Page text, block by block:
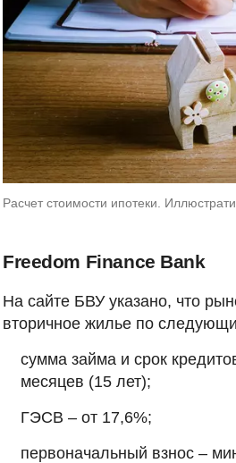
Расчет стоимости ипотеки.
Freedom Finance Bank
На сайте БВУ указано, что
вторичное жилье по
сумма займа и срок
месяцев (15 лет);
ГЭСВ – от 17,6%;
первоначальный взнос –